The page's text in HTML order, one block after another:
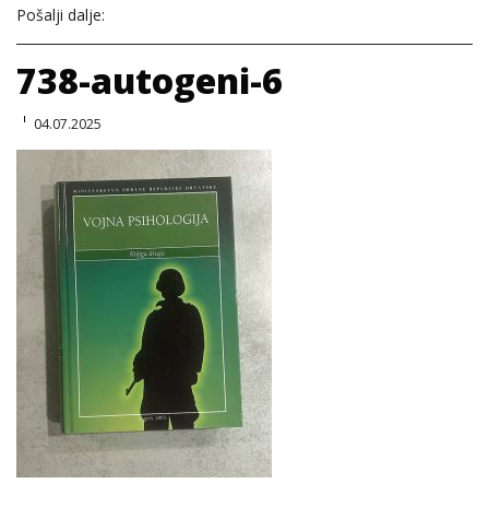
Pošalji dalje:
738-autogeni-6
04.07.2025